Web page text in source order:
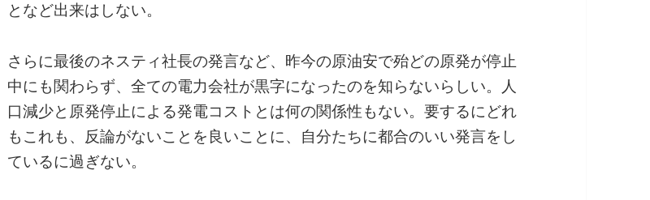
となど出来はしない。
さらに最後のネスティ社長の発言など、昨今の原油安で殆どの原発が停止
中にも関わらず、全ての電力会社が黒字になったのを知らないらしい。人
口減少と原発停止による発電コストとは何の関係性もない。要するにどれ
もこれも、反論がないことを良いことに、自分たちに都合のいい発言をし
ているに過ぎない。